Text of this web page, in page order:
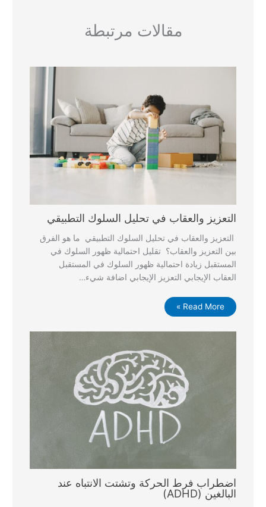
مقالات مرتبطة
التعزيز والعقاب في تحليل السلوك التطبيقي
التعزيز والعقاب في تحليل السلوك التطبيقي ما هو الفرق
بين التعزيز والعقاب؟ تقليل احتمالية ظهور السلوك في
المستقبل زيادة احتمالية ظهور السلوك في المستقبل
العقاب الإيجابي التعزيز الإيجابي اضافة شيء…
Read More »
اضطراب فرط الحركة وتشتت الانتباه عند
البالغين (ADHD)